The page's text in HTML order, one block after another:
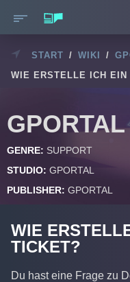
START / WIKI /
WIE ERSTELLE ICH EIN
GENRE: SUPPORT
STUDIO: GPORTAL
PUBLISHER: GPORTAL
WIE
TICKET?
Du hast eine Frage zu